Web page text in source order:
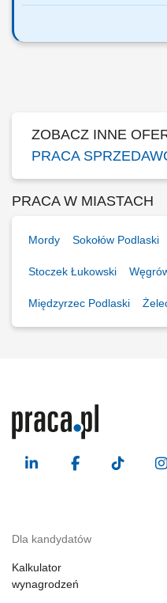
Twoje główne zadania:
ZOBACZ INNE
PRACA
PRACA W MIASTACH
Mordy Sokołów Podlaski
Stoczek Łukowski
Międzyrzec Podlaski
Dla kandydatów
Kalkulator
wynagrodzeń